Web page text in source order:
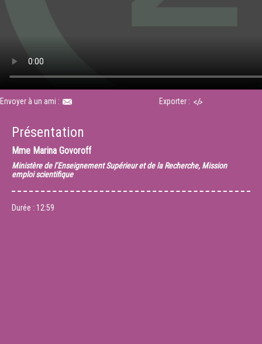
Envoyer à un ami : Exporter :
Présentation
Mme Marina Govoroff
Ministère de l’Enseignement Supérieur et de la Recherche, Mission
emploi scientifique
Durée : 12:59